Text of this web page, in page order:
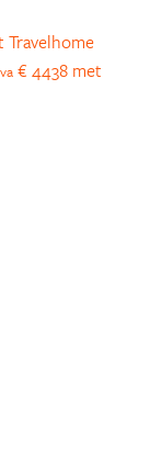
Travelhome
va € 4438 met